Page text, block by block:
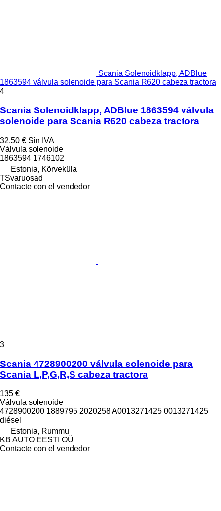
Scania Solenoidklapp, ADBlue
1863594 válvula solenoide para Scania R620 cabeza tractora
4
Scania Solenoidklapp, ADBlue 1863594 válvula
solenoide para Scania R620 cabeza tractora
32,50 € Sin IVA
Válvula solenoide
1863594 1746102
Estonia, Kõrveküla
TSvaruosad
Contacte con el vendedor
3
Scania 4728900200 válvula solenoide para
Scania L,P,G,R,S cabeza tractora
135 €
Válvula solenoide
4728900200 1889795 2020258 A0013271425 0013271425
diésel
Estonia, Rummu
KB AUTO EESTI OÜ
Contacte con el vendedor